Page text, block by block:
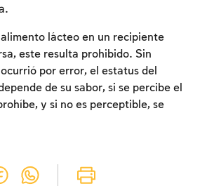
lácteo en un recipiente
este resulta prohibido. Sin
por error, el estatus del
de su sabor, si se percibe el
y si no es perceptible, se